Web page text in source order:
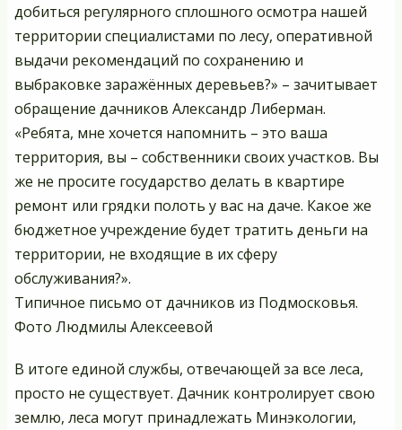
добиться регулярного сплошного осмотра нашей
территории специалистами по лесу, оперативной
выдачи рекомендаций по сохранению и
выбраковке заражённых деревьев?» – зачитывает
обращение дачников Александр Либерман.
«Ребята, мне хочется напомнить – это ваша
территория, вы – собственники своих участков. Вы
же не просите государство делать в квартире
ремонт или грядки полоть у вас на даче. Какое же
бюджетное учреждение будет тратить деньги на
территории, не входящие в их сферу
обслуживания?».
Типичное письмо от дачников из Подмосковья.
Фото Людмилы Алексеевой
В итоге единой службы, отвечающей за все леса,
просто не существует. Дачник контролирует свою
землю, леса могут принадлежать Минэкологии,